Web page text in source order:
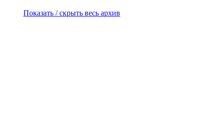
Показать / скрыть весь архив